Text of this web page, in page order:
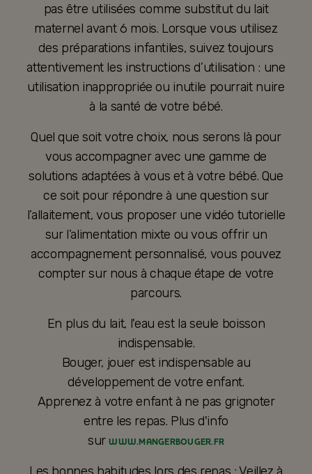
pas être utilisées comme substitut du lait
maternel avant 6 mois. Lorsque vous utilisez
des préparations infantiles, suivez toujours
attentivement les instructions d’utilisation : une
utilisation inappropriée ou inutile pourrait nuire
à la santé de votre bébé.
Quel que soit votre choix, nous serons là pour
vous accompagner avec une gamme de
solutions adaptées à vous et à votre bébé. Que
ce soit pour répondre à une question sur
l’allaitement, vous proposer une vidéo tutorielle
sur l’alimentation mixte ou vous offrir un
accompagnement personnalisé, vous pouvez
compter sur nous à chaque étape de votre
parcours.
En plus du lait, l'eau est la seule boisson
indispensable.
Bouger, jouer est indispensable au
développement de votre enfant.
Apprenez à votre enfant à ne pas grignoter
entre les repas. Plus d'info
surWWW.MANGERBOUGER.FR